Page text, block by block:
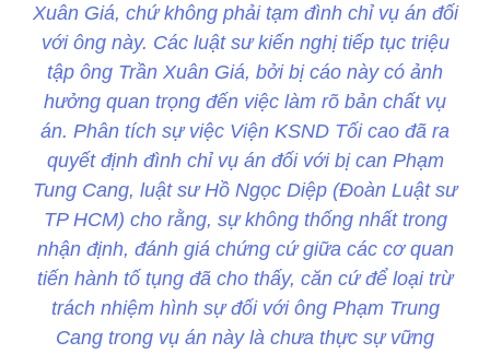
Xuân Giá, chứ không phải tạm đình chỉ vụ án đối
với ông này. Các luật sư kiến nghị tiếp tục triệu
tập ông Trần Xuân Giá, bởi bị cáo này có ảnh
hưởng quan trọng đến việc làm rõ bản chất vụ
án. Phân tích sự việc Viện KSND Tối cao đã ra
quyết định đình chỉ vụ án đối với bị can Phạm
Tung Cang, luật sư Hồ Ngọc Diệp (Đoàn Luật sư
TP HCM) cho rằng, sự không thống nhất trong
nhận định, đánh giá chứng cứ giữa các cơ quan
tiến hành tố tụng đã cho thấy, căn cứ để loại trừ
trách nhiệm hình sự đối với ông Phạm Trung
Cang trong vụ án này là chưa thực sự vững